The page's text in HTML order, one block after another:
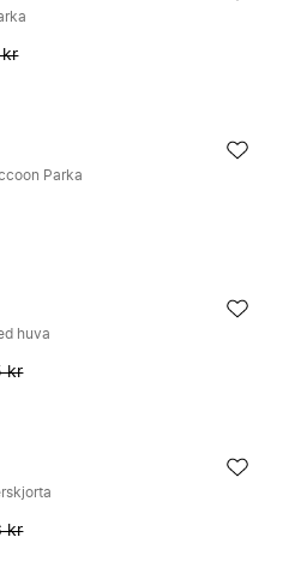
kr
Parka
huva
kr
kr